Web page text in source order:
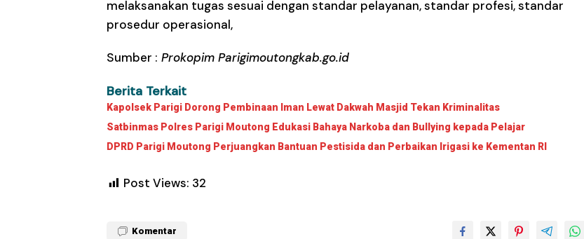
melaksanakan tugas sesuai dengan standar pelayanan, standar profesi, standar
prosedur operasional,
Sumber : Prokopim Parigimoutongkab.go.id
Berita Terkait
Kapolsek Parigi Dorong Pembinaan Iman Lewat Dakwah Masjid Tekan Kriminalitas
Satbinmas Polres Parigi Moutong Edukasi Bahaya Narkoba dan Bullying kepada Pelajar
DPRD Parigi Moutong Perjuangkan Bantuan Pestisida dan Perbaikan Irigasi ke Kementan RI
Post Views: 32
Komentar